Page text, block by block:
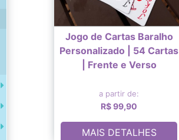
Jogo de Cartas Baralho
Personalizado | 54 Cartas
| Frente e Verso
a partir de:
R$ 99,90
MAIS DETALHES